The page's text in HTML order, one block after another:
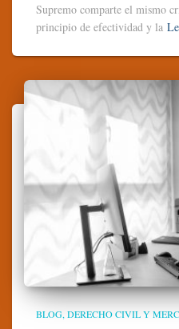
Supremo comparte el mismo
principio de efectividad y la
BLOG DERECHO CIVIL Y